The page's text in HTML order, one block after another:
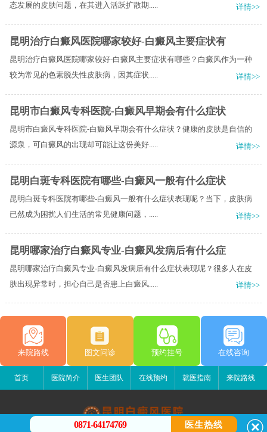
态发展的皮肤问题，在其进入活跃扩散期.....
详情>>
昆明治疗白癜风医院哪家较好-白癜风主要症状有
昆明治疗白癜风医院哪家较好-白癜风主要症状有哪些？白癜风作为一种
较为常见的色素脱失性皮肤病，因其症状.....
详情>>
昆明市白癜风专科医院-白癜风早期会有什么症状
昆明市白癜风专科医院-白癜风早期会有什么症状？健康的皮肤是自信的
源泉，可白癜风的出现却可能让这份美好.....
详情>>
昆明白斑专科医院有哪些-白癜风一般有什么症状
昆明白斑专科医院有哪些-白癜风一般有什么症状表现呢？当下，皮肤病
已然成为困扰人们生活的常见健康问题，.....
详情>>
昆明哪家治疗白癜风专业-白癜风发病后有什么症
昆明哪家治疗白癜风专业-白癜风发病后有什么症状表现呢？很多人在皮
肤出现异常时，担心自己是否患上白癜风.....
详情>>
来院路线 图文问诊 预约挂号 在线咨询
首页 医院简介 医生团队 在线预约 就医指南 来院路线
0871-64174769 医生热线